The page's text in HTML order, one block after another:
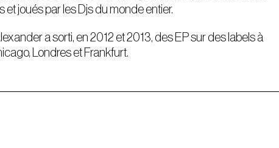
joués par les Djs du monde entier.
a sorti, en 2012 et 2013, des EP sur des labels à
Londres et Frankfurt.